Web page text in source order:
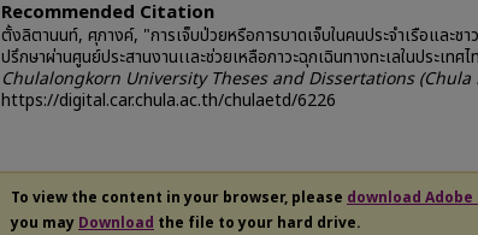
Recommended Citation
ตั้งลิตานนท์, ศุภางค์, "การเจ็บป่วยหรือการบาดเจ็บในคนประจำเรือและชา
ปรึกษาผ่านศูนย์ประสานงานเเละช่วยเหลือภาวะฉุกเฉินทางทะเลในประเทศ
Chulalongkorn University Theses and Dissertations (Chula
https://digital.car.chula.ac.th/chulaetd/6226
To view the content in your browser, please download Adobe
you may Download the file to your hard drive.